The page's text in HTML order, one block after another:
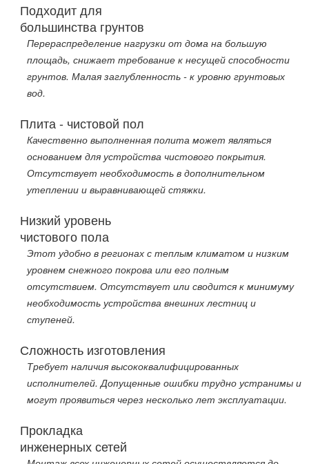
Подходит для
большинства грунтов
Перераспределение нагрузки от дома на большую
площадь, снижает требование к несущей способности
грунтов. Малая заглубленность - к уровню грунтовых
вод.
Плита - чистовой пол
Качественно выполненная полита может являться
основанием для устройства чистового покрытия.
Отсутствует необходимость в дополнительном
утеплении и выравнивающей стяжки.
Низкий уровень
чистового пола
Этот удобно в регионах с теплым климатом и низким
уровнем снежного покрова или его полным
отсутствием. Отсутствует или сводится к минимуму
необходимость устройства внешних лестниц и
ступеней.
Сложность изготовления
Требует наличия высококвалифицированных
исполнителей. Допущенные ошибки трудно устранимы и
могут проявиться через несколько лет эксплуатации.
Прокладка
инженерных сетей